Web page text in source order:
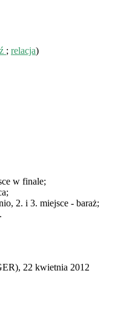
; relacja)
w finale;
2. i 3. miejsce - baraż;
22 kwietnia 2012